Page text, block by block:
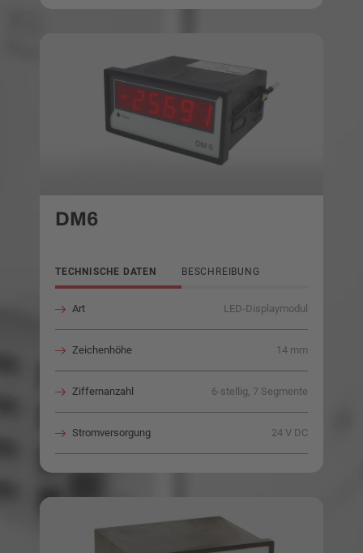
DM6
TECHNISCHE DATEN BESCHREIBUNG
Art LED-Displaymodul
Zeichenhöhe 14 mm
Ziffernanzahl 6-stellig, 7 Segmente
Stromversorgung 24 V DC